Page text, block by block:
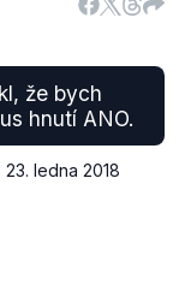
že bych
hnutí ANO.
23. ledna 2018